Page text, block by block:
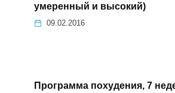
умеренный и высокий)
09.02.2016
Программа похудения, 7